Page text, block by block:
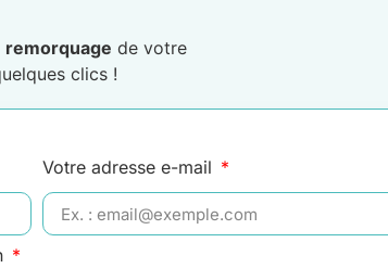
remorquage de votre
clics !
Votre adresse e-mail